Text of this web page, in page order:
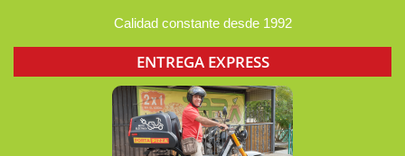
Calidad constante desde 1992
ENTREGA EXPRESS